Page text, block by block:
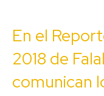
En el
2018 de
comunican